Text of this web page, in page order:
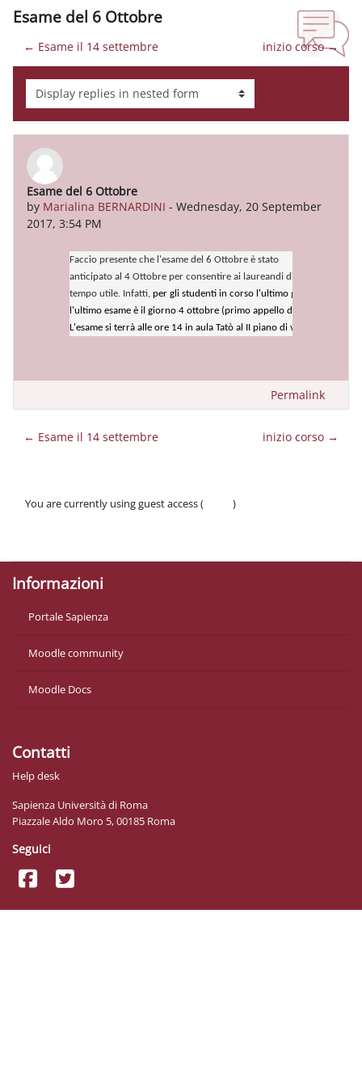
Esame del 6 Ottobre
← Esame il 14 settembre inizio corso →
Display mode
Esame del 6 Ottobre
by Marialina BERNARDINI - Wednesday, 20 September
2017, 3:54 PM
Number of replies: 0
Faccio presente che l'esame del 6 Ottobre è stato
anticipato al 4 Ottobre per consentire ai laureandi di effettuare
tempo utile. Infatti, per gli studenti in corso l'ultimo giorno utile per
l'ultimo esame è il giorno 4 ottobre (primo appello di laurea il 24
L'esame si terrà alle ore 14 in aula Tatò al II piano di via dei Sardi 70.
Permalink
← Esame il 14 settembre inizio corso →
You are currently using guest access (
)
Informazioni
Portale Sapienza
Moodle community
Moodle Docs
Contatti
Help desk
Sapienza Università di Roma
Piazzale Aldo Moro 5, 00185 Roma
Seguici